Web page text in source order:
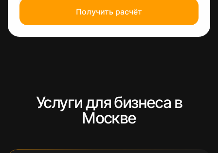
Получить расчёт
Услуги для бизнеса в
Москве